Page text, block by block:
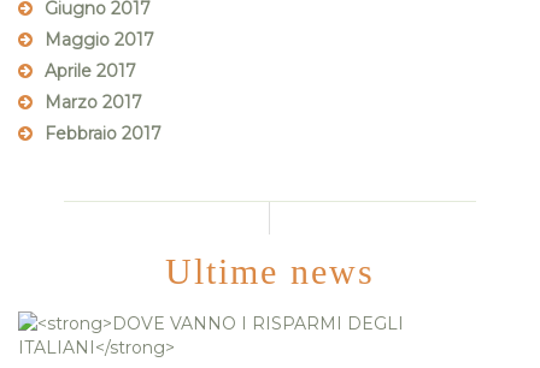
Giugno 2017
Maggio 2017
Aprile 2017
Marzo 2017
Febbraio 2017
Ultime news